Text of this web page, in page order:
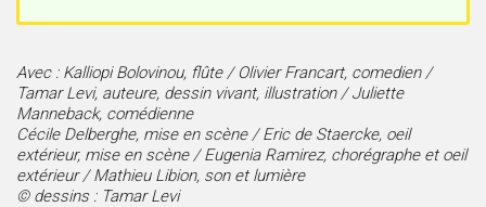
Avec : Kalliopi Bolovinou, flûte / Olivier Francart, comedien /
Tamar Levi, auteure, dessin vivant, illustration / Juliette
Manneback, comédienne
Cécile Delberghe, mise en scène / Eric de Staercke, oeil
extérieur, mise en scène / Eugenia Ramirez, chorégraphe et oeil
extérieur / Mathieu Libion, son et lumière
© dessins : Tamar Levi